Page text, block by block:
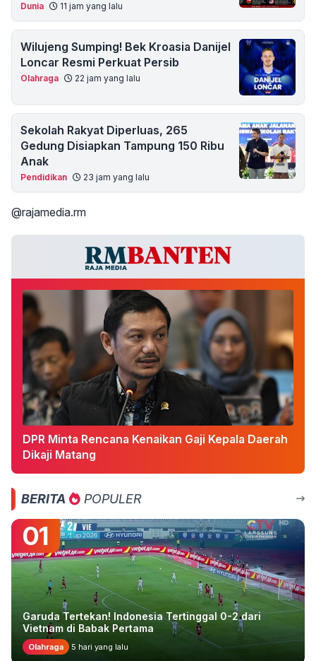
Dunia 11 jam yang lalu
Wilujeng Sumping! Bek Kroasia Danijel
Loncar Resmi Perkuat Persib
Olahraga 22 jam yang lalu
Sekolah Rakyat Diperluas, 265
Gedung Disiapkan Tampung 150 Ribu
Anak
Pendidikan 23 jam yang lalu
@rajamedia.rm
DPR Minta Rencana Kenaikan Gaji Kepala Daerah
Dikaji Matang
BERITA POPULER
01
Garuda Tertekan! Indonesia Tertinggal 0-2 dari
Vietnam di Babak Pertama
Olahraga 5 hari yang lalu